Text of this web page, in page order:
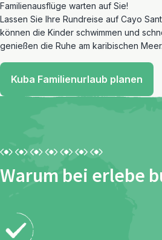
Familienausflüge warten auf Sie!
Lassen Sie Ihre Rundreise auf Cayo
können die Kinder schwimmen und
genießen die Ruhe am karibischen Meer.
Kuba Familienurlaub planen
Warum bei erlebe